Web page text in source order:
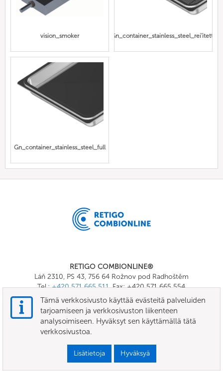
vision_smoker Gn_container_stainless_steel_rei'itetty
Gn_container_stainless_steel_full
RETIGO COMBIONLINE®
Láň 2310, PS 43, 756 64 Rožnov pod Radhoštěm
Tel.:+420 571 665 511, Fax: +420 571 665 554
E-mail:
info@combionline.com
OnlineMenu
KÄYTTÖEHDOT
Tämä verkkosivusto käyttää evästeitä palveluiden
tarjoamiseen ja verkkosivuston liikenteen
analysoimiseen. Hyväksyt sen käyttämällä tätä
verkkosivustoa.
Lisätietoja Hyväksyä